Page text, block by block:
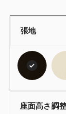
張地
座面高さ調